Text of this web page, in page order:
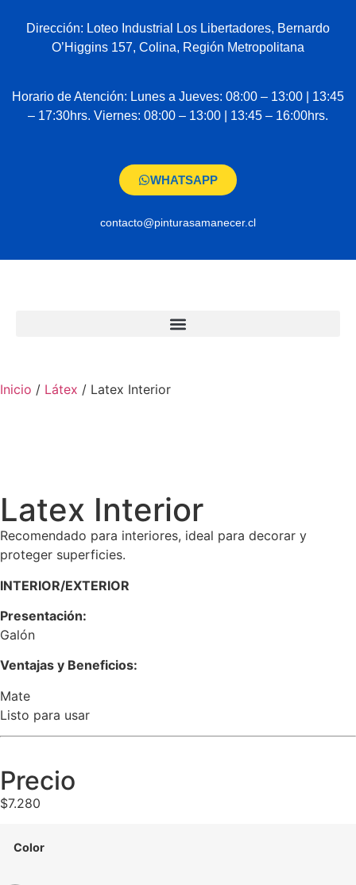
Dirección: Loteo Industrial Los Libertadores, Bernardo
O’Higgins 157, Colina, Región Metropolitana
Horario de Atención: Lunes a Jueves: 08:00 – 13:00 | 13:45
– 17:30hrs. Viernes: 08:00 – 13:00 | 13:45 – 16:00hrs.
WHATSAPP
contacto@pinturasamanecer.cl
Inicio / Látex / Latex Interior
Latex Interior
Recomendado para interiores, ideal para decorar y
proteger superficies.
INTERIOR/EXTERIOR
Presentación:
Galón
Ventajas y Beneficios:
Mate
Listo para usar
Precio
$7.280
Color